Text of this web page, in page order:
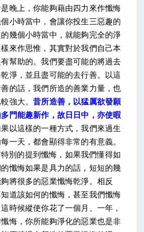
晚上，你能夠藉由四力來作懺悔
小時當中，會讓你投生三惡趣的
幾個小時當中，就能夠完全的淨
來作思惟，其實對於我們自己本
幫助的。我們要盡可能的將過去
淨，並且盡可能的去行善。以這
的話，我們所造的善業力量，也
強大。昔所造善，以猛厲欲發願
門能趣新作，故日日中，亦使暇
以這樣的一種方式，我們來過生
一天，都會顯得非常的有意義。
別的提到懺悔，如果我們懂得如
懺悔如果是具力的話，短短的幾
將很多的惡業懺悔乾淨。相反
道該如何的懺悔，甚至我們懺悔
時候縱使你花了一個月、一年，
悔，你所能夠淨化的惡業也是非